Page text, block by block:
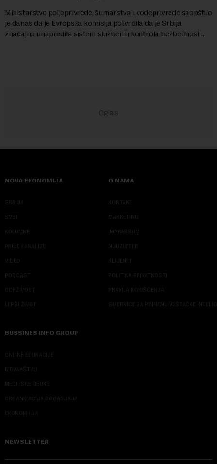
Ministarstvo poljoprivrede, šumarstva i vodoprivrede saopštilo
je danas da je Evropska komisija potvrdila da je Srbija
značajno unapredila sistem službenih kontrola bezbednosti
NOVA EKONOMIJA
SRBIJA
SVET
KOLUMNE
PRIČE I ANALIZE
VIDEO
PODCAST
ODRŽIVOST
LEPŠI ŽIVOT
O NAMA
KONTAKT
MARKETING
IMPRESSUM
NJUZLETER
KLIJENTI
POLITIKA PRIVATNOSTI
PRAVILA KORIŠĆENJA
SMERNICE ZA PRIMENU VEŠTAČKE
BUSSINES INFO GROUP
ONLINE EDUKACIJE
IZDAVAŠTVO
MEDIJSKE OBUKE
ORGANIZACIJA DOGADJAJA
EKONOM I JA
NEWSLETTER